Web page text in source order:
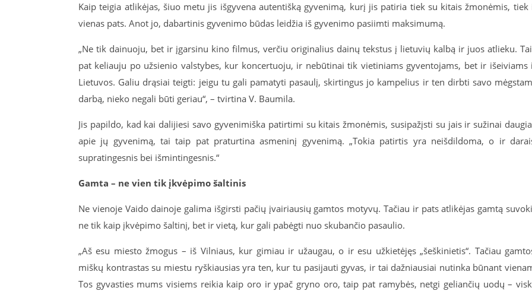
Kaip teigia atlikėjas, šiuo metu jis išgyvena autentišką gyvenimą, kurį jis patiria tiek su kitais žmonėmis, tiek
vienas pats. Anot jo, dabartinis gyvenimo būdas leidžia iš gyvenimo pasiimti maksimumą.
„Ne tik dainuoju, bet ir įgarsinu kino filmus, verčiu originalius dainų tekstus į lietuvių kalbą ir juos atlieku.
pat keliauju po užsienio valstybes, kur koncertuoju, ir nebūtinai tik vietiniams gyventojams, bet ir išeiviams
Lietuvos. Galiu drąsiai teigti: jeigu tu gali pamatyti pasaulį, skirtingus jo kampelius ir ten dirbti savo
darbą, nieko negali būti geriau“, – tvirtina V. Baumila.
Jis papildo, kad kai dalijiesi savo gyvenimiška patirtimi su kitais žmonėmis, susipažįsti su jais ir sužinai
apie jų gyvenimą, tai taip pat praturtina asmeninį gyvenimą. „Tokia patirtis yra neišdildoma, o ir
supratingesnis bei išmintingesnis.“
Gamta – ne vien tik įkvėpimo šaltinis
Ne vienoje Vaido dainoje galima išgirsti pačių įvairiausių gamtos motyvų. Tačiau ir pats atlikėjas gamtą
ne tik kaip įkvėpimo šaltinį, bet ir vietą, kur gali pabėgti nuo skubančio pasaulio.
„Aš esu miesto žmogus – iš Vilniaus, kur gimiau ir užaugau, o ir esu užkietėjęs „šeškinietis“. Tačiau
miškų kontrastas su miestu ryškiausias yra ten, kur tu pasijauti gyvas, ir tai dažniausiai nutinka būnant
Tos gyvasties mums visiems reikia kaip oro ir ypač gryno oro, taip pat ramybės, netgi geliančių uodų –